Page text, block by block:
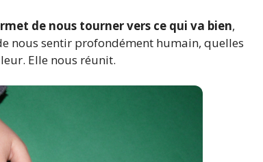
de nous tourner vers ce qui va bien,
nous sentir profondément humain, quelles
Elle nous réunit.